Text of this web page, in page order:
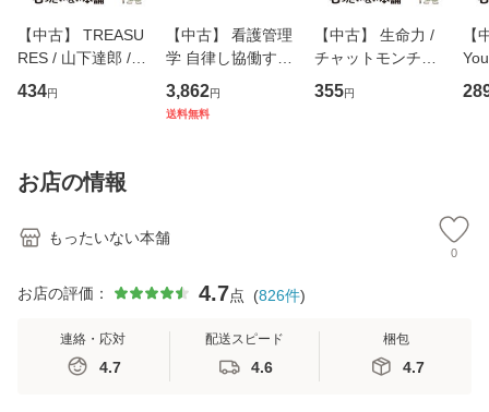
【中古】 TREASU
RES / 山下達郎 /
イーストウエス
ト・ジャパン [CD]
434円
【中古】 看護管理
学 自律し協働する
専門職の看護マネ
ジメントスキル 改
3,862円
送料無料
【中古】 生命力 /
チャットモンチー /
キューンレコード
[CD]【メール便送
355円
【
のが
お店の情報
もったいない本舗
0
お店の評価： 4.7点 (826件)
連絡・応対
4.7
配送スピード
4.6
梱包
4.7